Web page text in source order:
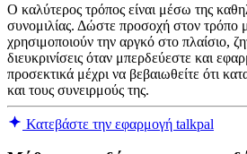
Ο καλύτερος τρόπος είναι μέσω της
συνομιλίας. Δώστε προσοχή στον τρόπο
χρησιμοποιούν την αργκό στο πλαίσιο,
διευκρινίσεις όταν μπερδεύεστε και
προσεκτικά μέχρι να βεβαιωθείτε ότι
και τους συνειρμούς της.
Κατεβάστε την εφαρμογή talkpal